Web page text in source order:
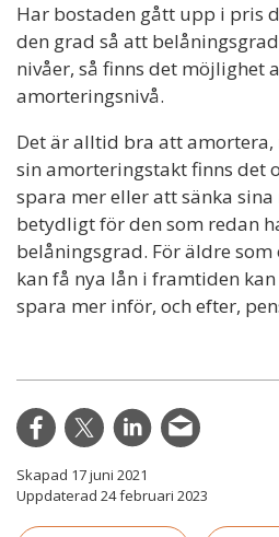
Har bostaden gått upp i pris
den grad så att
nivåer, så finns det möjlighet
amorteringsnivå.
Det är alltid bra att amortera,
sin amorteringstakt finns det
spara mer eller att sänka
betydligt för den som redan
belåningsgrad. För äldre
kan få nya lån i framtiden
spara mer inför, och efter,
Skapad 17 juni 2021
Uppdaterad 24 februari 2023